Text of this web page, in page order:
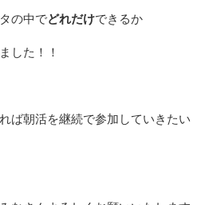
の中でどれだけできるか
した！！
ば朝活を継続で参加していきたい